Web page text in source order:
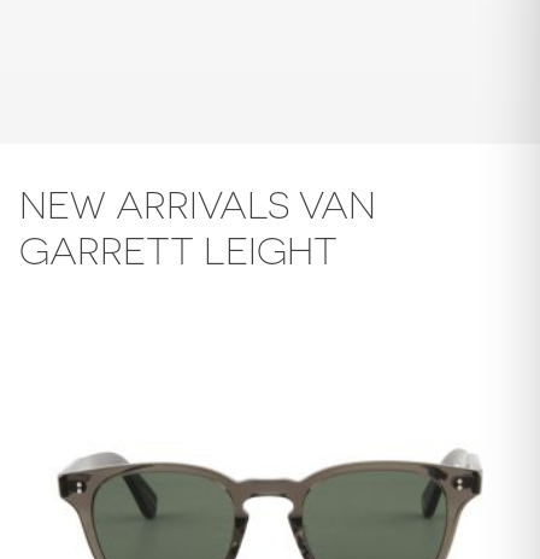
NEW ARRIVALS VAN
GARRETT LEIGHT